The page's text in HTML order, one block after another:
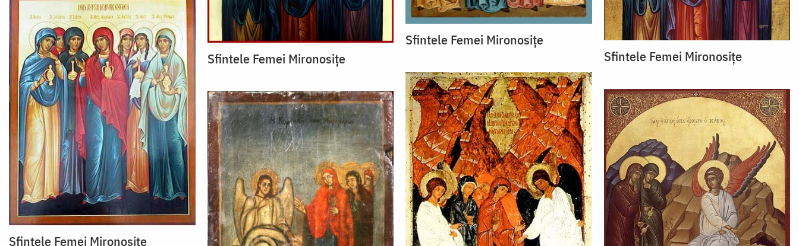
Sfintele Femei Mironosițe
Sfintele Femei Mironosițe
Sfintele Femei Mironosițe
Sfintele Femei Mironosițe